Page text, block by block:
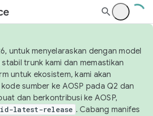
untuk menyelaraskan dengan model
trunk kami dan memastikan
untuk ekosistem, kami akan
sumber ke AOSP pada Q2 dan
dan berkontribusi ke AOSP,
latest-release . Cabang manifes